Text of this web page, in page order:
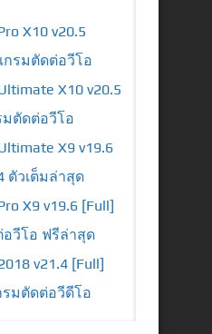
X10 v20.5
กรมตัดต่อวีโอ
X10 v20.5
มตัดต่อวีโอ
X9 v19.6
ตัวเต็มล่าสุด
X9 v19.6 [Full]
วีโอ ฟรีล่าสุด
v21.4 [Full]
มตัดต่อวีดีโอ